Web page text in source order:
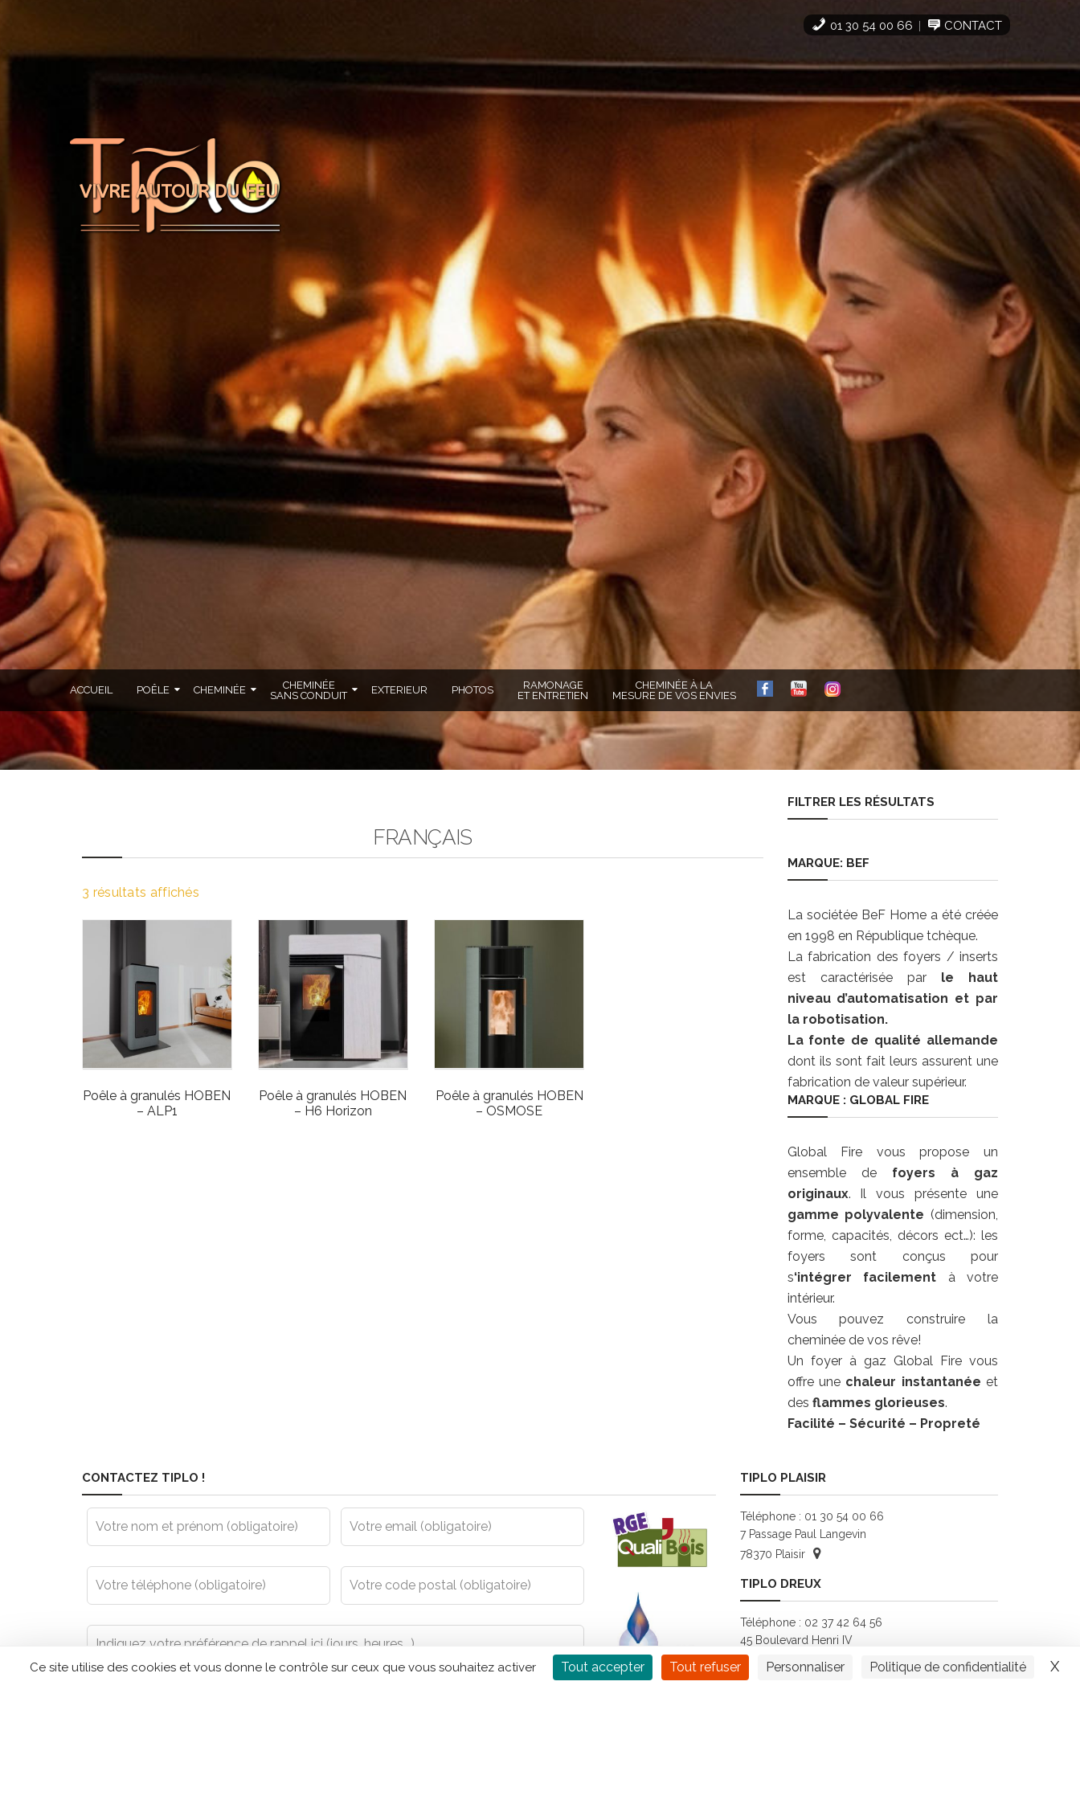
Ce site utilise des cookies et vous donne le contrôle sur ceux que vous souhaitez activer Tout accepter Tout refuser Personnaliser Politique de confidentialité X
01 30 54 00 66 CONTACT
VIVRE AUTOUR DU FEU
ACCUEIL POÊLE CHEMINÉE
CHEMINÉE
SANS CONDUIT
EXTERIEUR PHOTOS
RAMONAGE
ET ENTRETIEN
CHEMINÉE À LA
MESURE DE VOS ENVIES
FRANÇAIS
3 résultats affichés
Poêle à granulés HOBEN
– ALP1
Poêle à granulés HOBEN
– H6 Horizon
Poêle à granulés HOBEN
– OSMOSE
FILTRER LES RÉSULTATS
MARQUE: BEF
La sociétée BeF Home a été créée
en 1998 en République tchèque.
La fabrication des foyers / inserts
est caractérisée par le haut
niveau d’automatisation et par
la robotisation.
La fonte de qualité allemande
dont ils sont fait leurs assurent une
fabrication de valeur supérieur.
MARQUE : GLOBAL FIRE
Global Fire vous propose un
ensemble defoyers à gaz
originaux. Il vous présente une
gamme polyvalente (dimension,
forme, capacités, décors ect…): les
foyers sont conçus pour
s‘intégrer facilement à votre
intérieur.
Vous pouvez construire la
cheminée de vos rêve!
Un foyer à gaz Global Fire vous
offre une chaleur instantanée et
des flammes glorieuses.
Facilité – Sécurité – Propreté
CONTACTEZ TIPLO !
Leave
this
field
blank
TIPLO PLAISIR
Téléphone : 01 30 54 00 66
7 Passage Paul Langevin
78370 Plaisir
TIPLO DREUX
Téléphone : 02 37 42 64 56
45 Boulevard Henri IV
28100 Dreux